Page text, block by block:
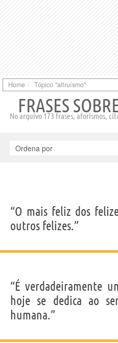
Home Tópico "altruísmo"
FRASES
No arquivo 173 frases, aforismos,
“O mais feliz dos
outros felizes.”
“É verdadeiramente
hoje se dedica ao
humana.”